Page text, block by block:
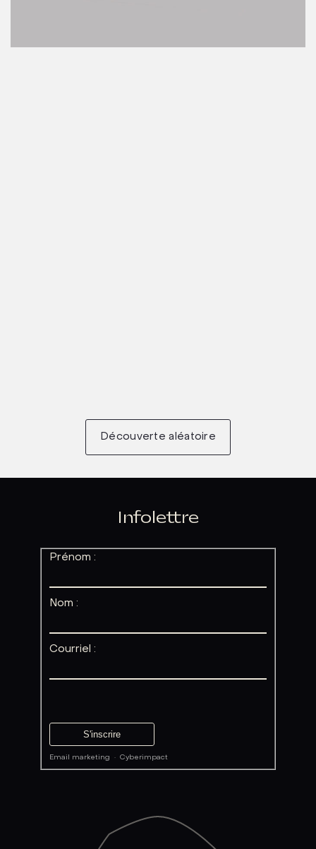
Découverte aléatoire
Infolettre
Prénom :
Nom :
Courriel :
Email marketing ·Cyberimpact